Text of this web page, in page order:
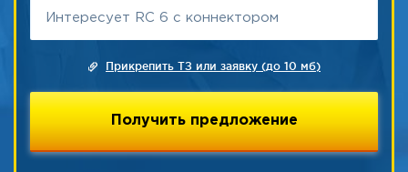
Прикрепить ТЗ или заявку (до 10 мб)